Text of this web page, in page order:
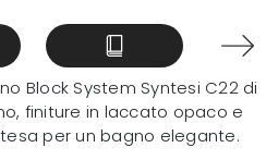
Block System Syntesi C22 di
finiture in laccato opaco e
per un bagno elegante.